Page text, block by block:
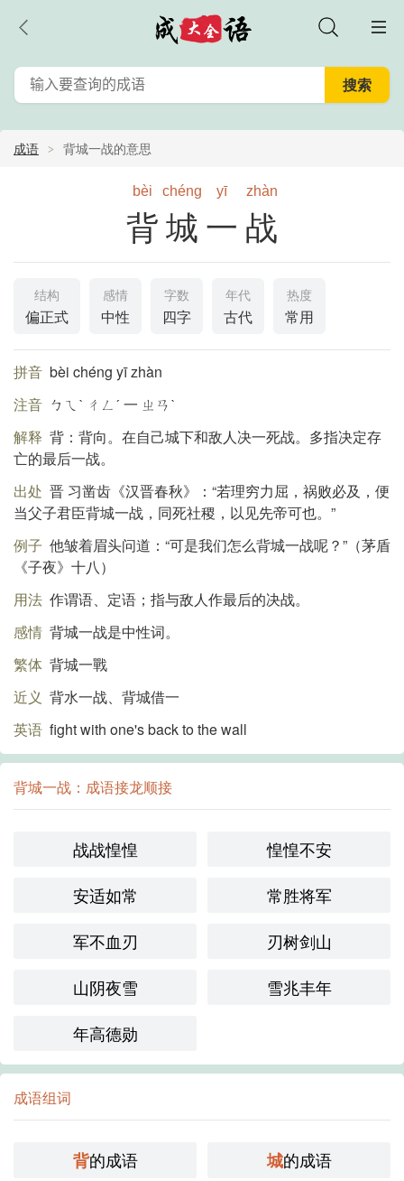
成语 背城一战的意思
bèi chéng yī zhàn
背城一战
结构
偏正式
感情
中性
字数
四字
年代
古代
热度
常用
拼音 bèi chéng yī zhàn
注音 ㄅㄟˋ ㄔㄥˊ 一 ㄓㄢˋ
解释 背：背向。在自己城下和敌人决一死战。多指决定存
亡的最后一战。
出处 晋 习凿齿《汉晋春秋》：“若理穷力屈，祸败必及，便
当父子君臣背城一战，同死社稷，以见先帝可也。”
例子 他皱着眉头问道：“可是我们怎么背城一战呢？”（茅盾
《子夜》十八）
用法 作谓语、定语；指与敌人作最后的决战。
感情 背城一战是中性词。
繁体 背城一戰
近义 背水一战、背城借一
英语 fight with one's back to the wall
背城一战：成语接龙顺接
战战惶惶
惶惶不安
安适如常
常胜将军
军不血刃
刃树剑山
山阴夜雪
雪兆丰年
年高德勋
成语组词
背的成语 城的成语